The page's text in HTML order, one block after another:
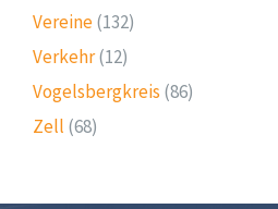
Vereine(132)
Verkehr(12)
Vogelsbergkreis (86)
Zell (68)